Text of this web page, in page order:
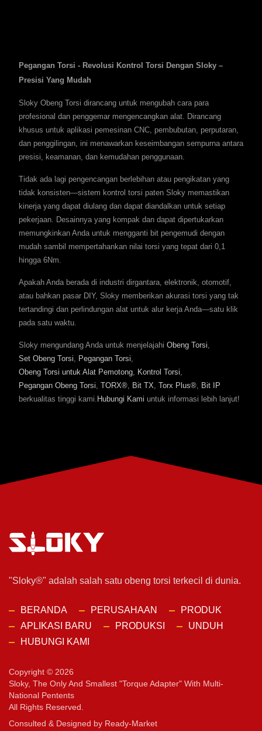
Pegangan Torsi - Revolusi Kontrol Torsi Dengan Sloky –
Presisi Yang Mudah
Sloky Obeng Torsi dirancang untuk mengubah cara para
profesional dan penggemar mengencangkan alat. Dirancang
khusus untuk aplikasi pemesinan CNC, pembubutan, perputaran,
dan penggilingan, ini menawarkan keseimbangan sempurna antara
presisi, keamanan, dan kemudahan penggunaan.
Tidak ada lagi pengencangan berlebihan atau pengikatan yang
tidak konsisten—sistem kontrol torsi paten Sloky memastikan
kinerja yang dapat diulang dan dapat diandalkan untuk setiap
pekerjaan. Desainnya yang kompak dan dapat dipertukarkan
memungkinkan Anda untuk mengganti bit pengemudi dengan
mudah sambil mempertahankan nilai torsi yang tepat dari 0,1
hingga 6Nm.
Apakah Anda berada di industri dirgantara, elektronik, otomotif,
atau bahkan pasar DIY, Sloky memberikan akurasi torsi yang tak
tertandingi dan perlindungan alat untuk alur kerja Anda—satu klik
pada satu waktu.
Sloky mengundang Anda untuk menjelajahi Obeng Torsi,
Set Obeng Torsi, Pegangan Torsi,
Obeng Torsi untuk Alat Pemotong, Kontrol Torsi,
Pegangan Obeng Torsi, TORX®, Bit TX, Torx Plus®, Bit IP
berkualitas tinggi kami. Hubungi Kami untuk informasi lebih lanjut!
"Sloky®" adalah salah satu obeng torsi terkecil di dunia.
BERANDA PERUSAHAAN
PRODUK
APLIKASI BARU
PRODUKSI
UNDUH
HUBUNGI KAMI
Copyright © 2026
Sloky, The Only And Smallest "torque Adapter" With Multi-
National Pentents
All Rights Reserved.
Consulted & Designed by Ready-Market